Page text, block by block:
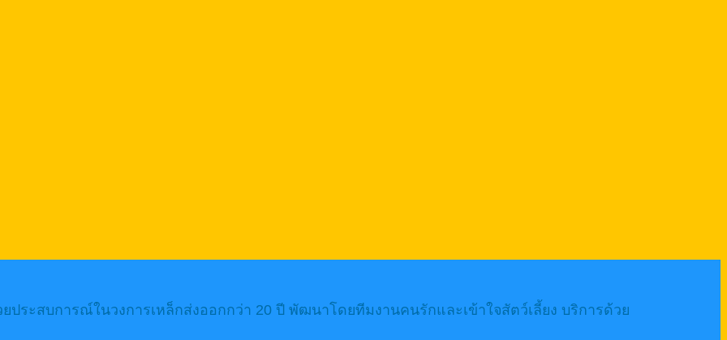
ประสบการณ์ในวงการเหล็กส่งออกกว่า 20 ปี พัฒนาโดยทีมงานคนรักและเข้าใจสัตว์เลี้ยง บริการด้วย